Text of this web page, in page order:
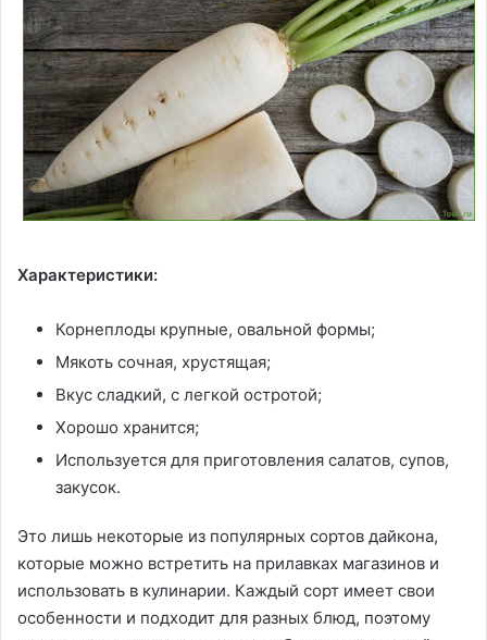
Характеристики:
Корнеплоды крупные, овальной формы;
Мякоть сочная, хрустящая;
Вкус сладкий, с легкой остротой;
Хорошо хранится;
Используется для приготовления салатов, супов,
закусок.
Это лишь некоторые из популярных сортов дайкона,
которые можно встретить на прилавках магазинов и
использовать в кулинарии. Каждый сорт имеет свои
особенности и подходит для разных блюд, поэтому